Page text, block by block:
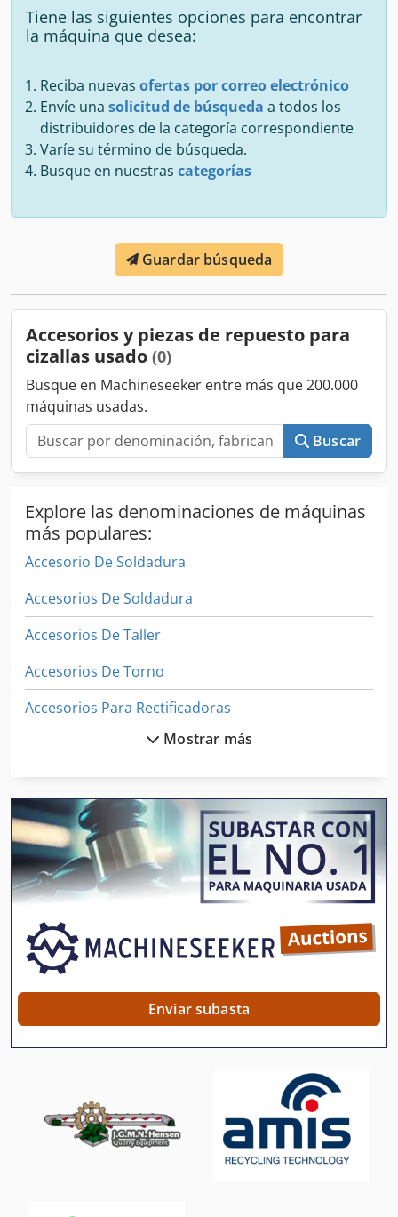
Tiene las siguientes opciones para encontrar
la máquina que desea:
Reciba nuevas ofertas por correo electrónico
Envíe una solicitud de búsqueda a todos los
distribuidores de la categoría correspondiente
Varíe su término de búsqueda.
Busque en nuestras categorías
Guardar búsqueda
Accesorios y piezas de repuesto para
cizallas usado (0)
Busque en Machineseeker entre más que 200.000
máquinas usadas.
Buscar
Explore las denominaciones de máquinas
más populares:
Accesorio De Soldadura
Accesorios De Soldadura
Accesorios De Taller
Accesorios De Torno
Accesorios Para Rectificadoras
Accesorios Recambios
Afiladoras De Sierras Circulares
Cabezal De Corte
Caja De Herramientas
Carpeta De Cuchillo
Cizalla De Corte
Corte Con Mecanizado De Piezas
Herramienta De Máquina
Herramientas De Ajuste
Mostrar más
Enviar subasta